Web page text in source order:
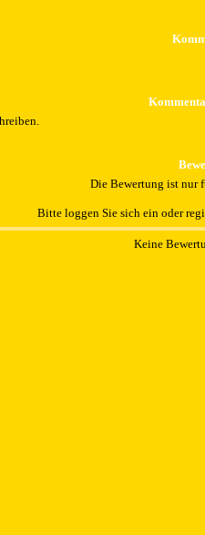
Die Bewertung ist nur
Bitte loggen Sie sich ein oder
Keine